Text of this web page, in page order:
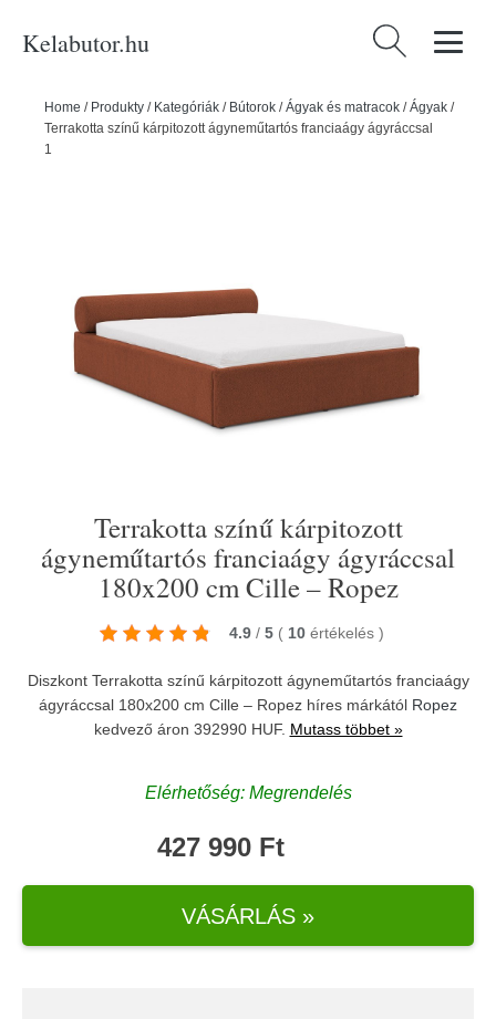
Kelabutor.hu Keresés:
Home / Produkty / Kategóriák / Bútorok /Ágyak és matracok /Ágyak /
Terrakotta színű kárpitozott ágyneműtartós franciaágy ágyráccsal
180x200 cm Cille – Ropez
Terrakotta színű kárpitozott
ágyneműtartós franciaágy ágyráccsal
180x200 cm Cille – Ropez
4.9 / 5 ( 10 értékelés )
Diszkont Terrakotta színű kárpitozott ágyneműtartós franciaágy
ágyráccsal 180x200 cm Cille – Ropez híres márkától Ropez
kedvező áron 392990 HUF. Mutass többet »
Elérhetőség: Megrendelés
427 990 Ft
VÁSÁRLÁS »